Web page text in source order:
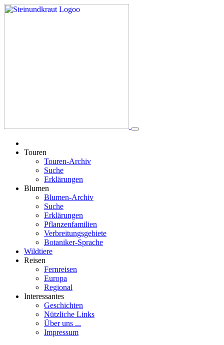
Touren
Touren-Archiv
Suche
Erklärungen
Blumen
Blumen-Archiv
Suche
Erklärungen
Pflanzenfamilien
Verbreitungsgebiete
Botaniker-Sprache
Wildtiere
Reisen
Fernreisen
Europa
Regional
Interessantes
Geschichten
Nützliche Links
Über uns ...
Impressum